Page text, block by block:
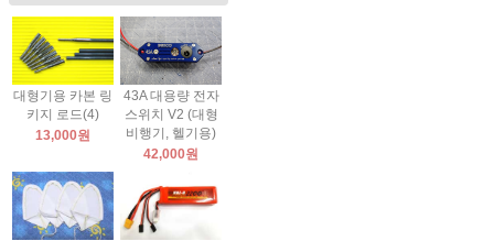
대형기용 카본 링
키지 로드(4)
13,000원
43A 대용량 전자
스위치 V2 (대형
비행기, 헬기용)
42,000원